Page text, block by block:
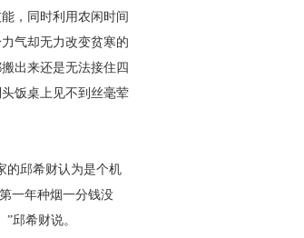
，同时利用农闲时间
气却无力改变贫寒的
出来还是无法接住四
饭桌上见不到丝毫荤
的邱希财认为是个机
一年种烟一分钱没
邱希财说。